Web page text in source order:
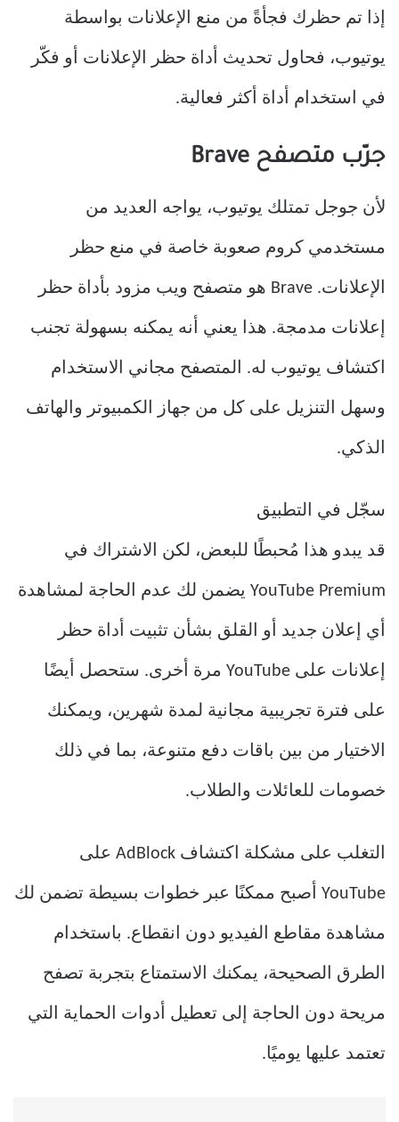
إذا تم حظرك فجأةً من منع الإعلانات بواسطة
يوتيوب، فحاول تحديث أداة حظر الإعلانات أو فكّر
في استخدام أداة أكثر فعالية.
جرّب متصفح Brave
لأن جوجل تمتلك يوتيوب، يواجه العديد من
مستخدمي كروم صعوبة خاصة في منع حظر
الإعلانات. Brave هو متصفح ويب مزود بأداة حظر
إعلانات مدمجة. هذا يعني أنه يمكنه بسهولة تجنب
اكتشاف يوتيوب له. المتصفح مجاني الاستخدام
وسهل التنزيل على كل من جهاز الكمبيوتر والهاتف
الذكي.
سجّل في التطبيق
قد يبدو هذا مُحبطًا للبعض، لكن الاشتراك في
YouTube Premium يضمن لك عدم الحاجة لمشاهدة
أي إعلان جديد أو القلق بشأن تثبيت أداة حظر
إعلانات على YouTube مرة أخرى. ستحصل أيضًا
على فترة تجريبية مجانية لمدة شهرين، ويمكنك
الاختيار من بين باقات دفع متنوعة، بما في ذلك
خصومات للعائلات والطلاب.
التغلب على مشكلة اكتشاف AdBlock على
YouTube أصبح ممكنًا عبر خطوات بسيطة تضمن لك
مشاهدة مقاطع الفيديو دون انقطاع. باستخدام
الطرق الصحيحة، يمكنك الاستمتاع بتجربة تصفح
مريحة دون الحاجة إلى تعطيل أدوات الحماية التي
تعتمد عليها يوميًا.